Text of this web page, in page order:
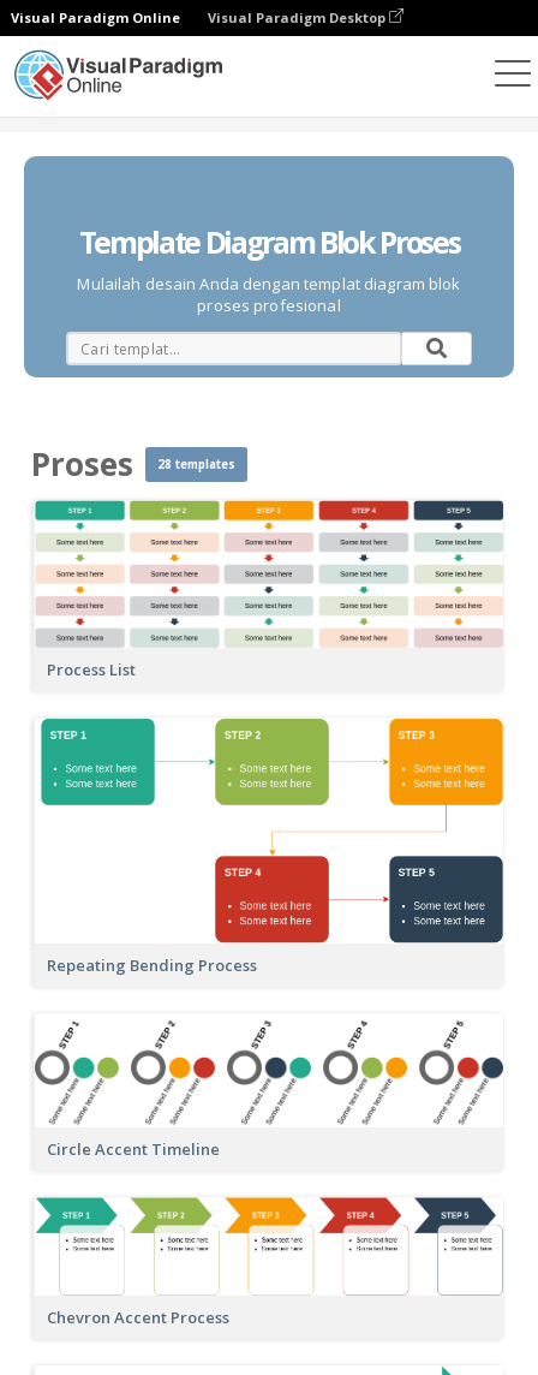
Visual Paradigm Online Visual Paradigm Desktop
Template Diagram Blok Proses
Mulailah desain Anda dengan templat diagram blok
proses profesional
Proses 28 templates
Process List
Repeating Bending Process
Circle Accent Timeline
Chevron Accent Process